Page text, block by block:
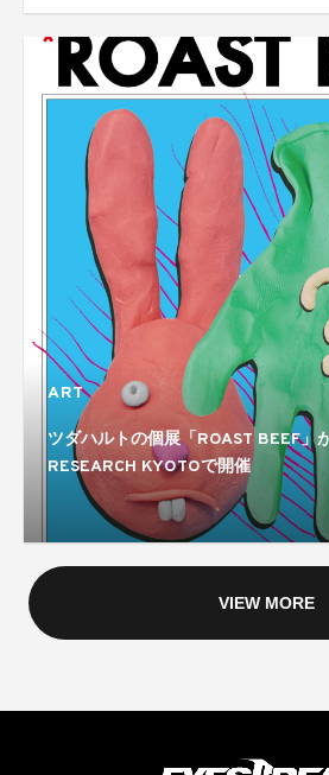
ART
ツダハルトの個展「ROAST BEEF」
RESEARCH KYOTOで開催
VIEW MORE